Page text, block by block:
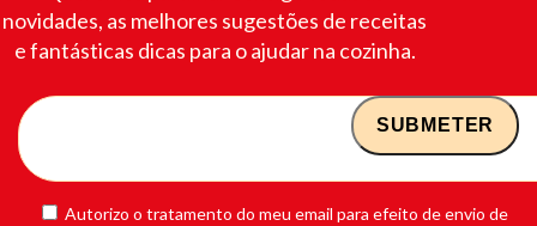
novidades, as melhores sugestões de receitas
e fantásticas dicas para o ajudar na cozinha.
Autorizo o tratamento do meu email para efeito de envio de